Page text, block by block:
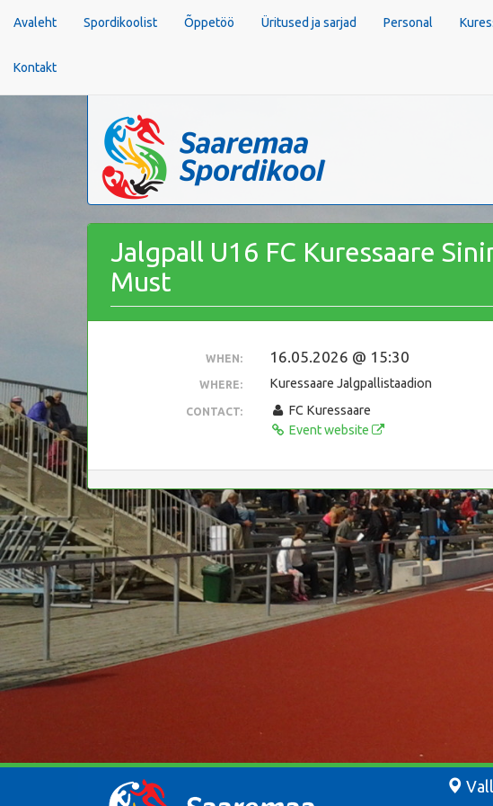
Avaleht Spordikoolist Õppetöö Üritused ja sarjad Personal
Kontakt
Jalgpall U16 FC Kuressaare
Must
WHEN: 16.05.2026 @ 15:30
WHERE: Kuressaare Jalgpallistaadion
CONTACT:
FC Kuressaare
Event website